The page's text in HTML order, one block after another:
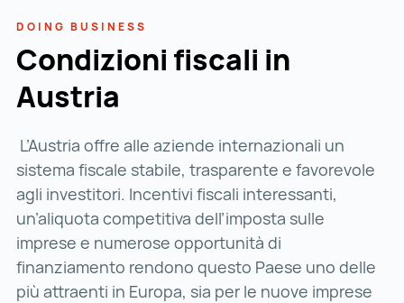
DOING BUSINESS
Condizioni fiscali in
Austria
L’Austria offre alle aziende internazionali un
sistema fiscale stabile, trasparente e favorevole
agli investitori. Incentivi fiscali interessanti,
un’aliquota competitiva dell’imposta sulle
imprese e numerose opportunità di
finanziamento rendono questo Paese uno delle
più attraenti in Europa, sia per le nuove imprese